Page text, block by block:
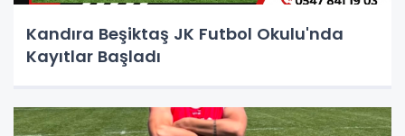
Kandıra Beşiktaş JK Futbol Okulu'nda
Kayıtlar Başladı